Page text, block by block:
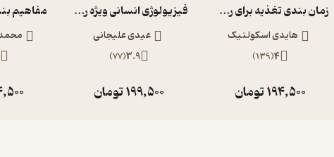
زمان بندی تغذیه برای رسیدن به اوج عملکرد ورزشی
هایدی اسکولنیک
4
(
139
)
194,500تومان
فیزیولوژی انسانی ویژه رشته های تربیت بدنی و علوم ورزشی
عیدی علیجانی
3.9
(
77
)
199,500تومان